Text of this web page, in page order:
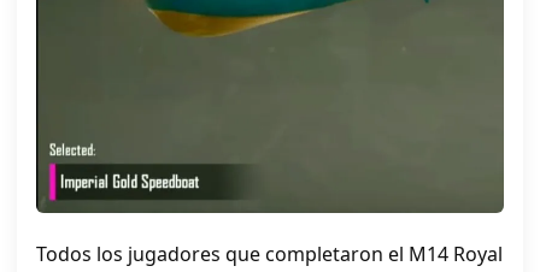
Todos los jugadores que completaron el M14 Royal